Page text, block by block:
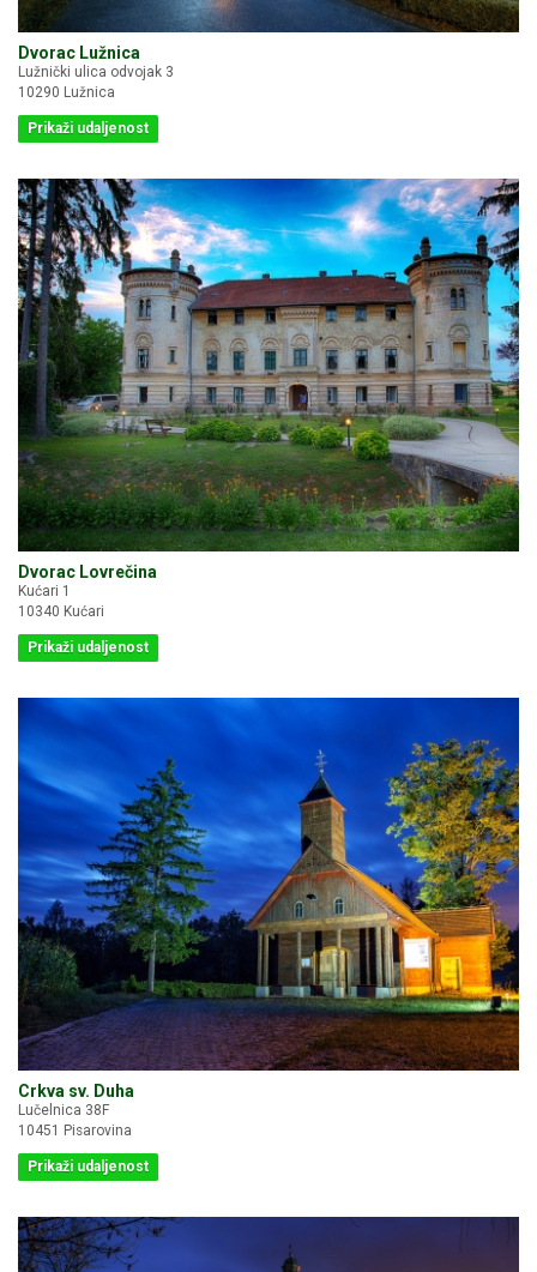
Dvorac Lužnica
Lužnički ulica odvojak 3
10290 Lužnica
Prikaži udaljenost
Dvorac Lovrečina
Kućari 1
10340 Kućari
Prikaži udaljenost
Crkva sv. Duha
Lučelnica 38F
10451 Pisarovina
Prikaži udaljenost